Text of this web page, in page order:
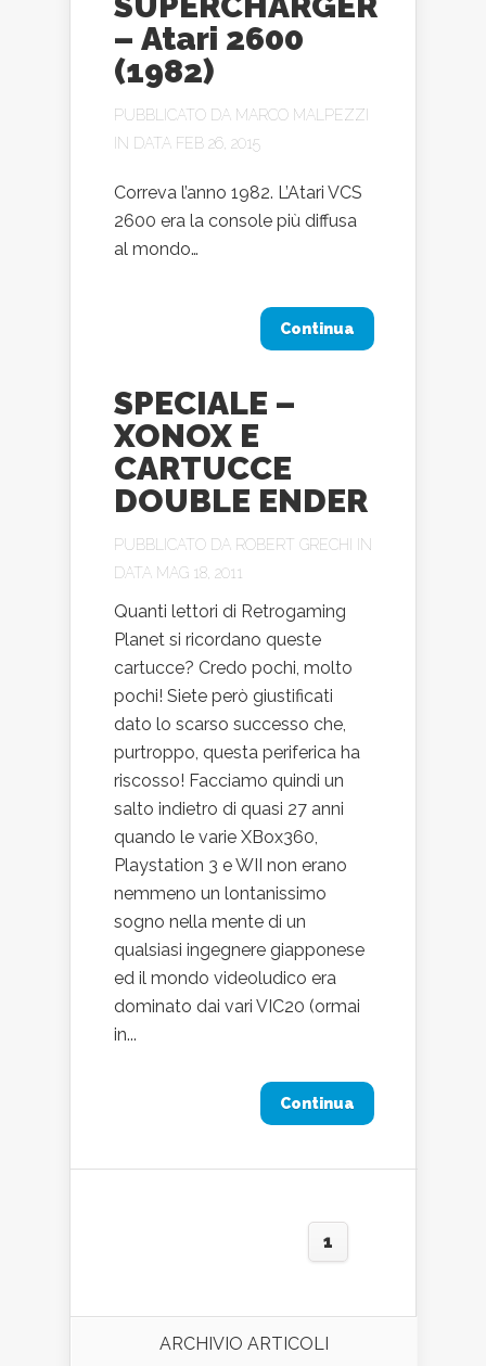
– Atari 2600
(1982)
PUBBLICATO DA MARCO MALPEZZI
IN DATA FEB 26, 2015
Correva l’anno 1982. L’Atari VCS
2600 era la console più diffusa
al mondo…
Continua
SPECIALE –
XONOX E
CARTUCCE
DOUBLE ENDER
PUBBLICATO DA ROBERT GRECHI
IN
DATA MAG 18, 2011
Quanti lettori di Retrogaming
Planet si ricordano queste
cartucce? Credo pochi, molto
pochi! Siete però giustificati
dato lo scarso successo che,
purtroppo, questa periferica ha
riscosso! Facciamo quindi un
salto indietro di quasi 27 anni
quando le varie XBox360,
Playstation 3 e WII non erano
nemmeno un lontanissimo
sogno nella mente di un
qualsiasi ingegnere giapponese
ed il mondo videoludico era
dominato dai vari VIC20 (ormai
in...
Continua
1
ARCHIVIO ARTICOLI